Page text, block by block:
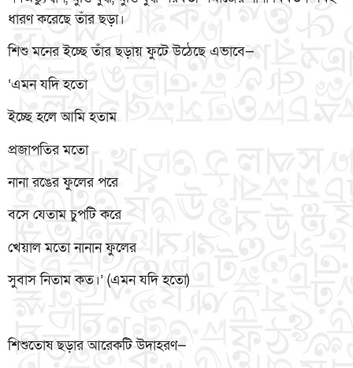
ধারণ করেছে তাঁর ছড়া।
শিশু মনের ইচ্ছে তাঁর ছড়ায় ফুটে উঠেছে এভাবে—
‘এমন যদি হতো
ইচ্ছে হলে আমি হতাম
প্রজাপতির মতো
নানা রঙের ফুলের পরে
বসে যেতাম চুপটি করে
খেয়াল মতো নানান ফুলের
সুবাস নিতাম কত।’ (এমন যদি হতো)
শিশুতোষ ছড়ার আরেকটি উদাহরণ—